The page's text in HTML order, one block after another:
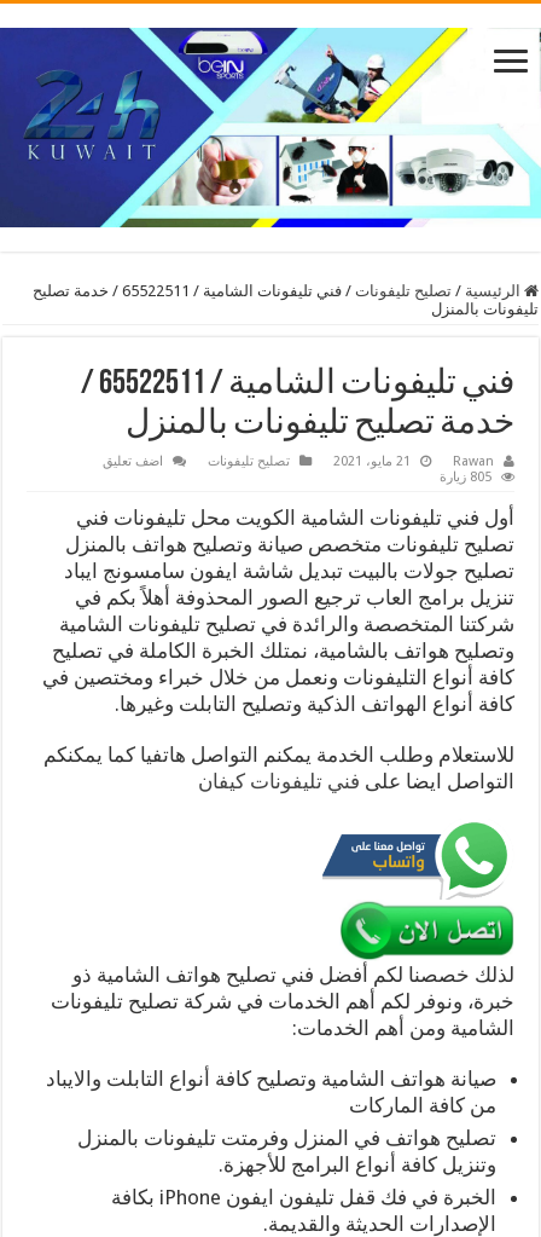
الرئيسية / تصليح تليفونات /
فني تليفونات الشامية / 65522511 / خدمة تصليح
تليفونات بالمنزل
فني تليفونات الشامية / 65522511 /
خدمة تصليح تليفونات بالمنزل
Rawan 21 مايو، 2021 تصليح تليفونات
اضف تعليق
805 زيارة
أول فني تليفونات الشامية الكويت محل تليفونات فني
تصليح تليفونات متخصص صيانة وتصليح هواتف بالمنزل
تصليح جولات بالبيت تبديل شاشة ايفون سامسونج ايباد
تنزيل برامج العاب ترجيع الصور المحذوفة أهلاً بكم في
شركتنا المتخصصة والرائدة في تصليح تليفونات الشامية
وتصليح هواتف بالشامية، نمتلك الخبرة الكاملة في تصليح
كافة أنواع التليفونات ونعمل من خلال خبراء ومختصين في
كافة أنواع الهواتف الذكية وتصليح التابلت وغيرها.
للاستعلام وطلب الخدمة يمكنم التواصل هاتفيا كما يمكنكم
التواصل ايضا على فني تليفونات كيفان
لذلك خصصنا لكم أفضل فني تصليح هواتف الشامية ذو
خبرة، ونوفر لكم أهم الخدمات في شركة تصليح تليفونات
الشامية ومن أهم الخدمات:
صيانة هواتف الشامية وتصليح كافة أنواع التابلت والايباد
من كافة الماركات
تصليح هواتف في المنزل وفرمتت تليفونات بالمنزل
وتنزيل كافة أنواع البرامج للأجهزة.
الخبرة في فك قفل تليفون ايفون iPhone بكافة
الإصدارات الحديثة والقديمة.